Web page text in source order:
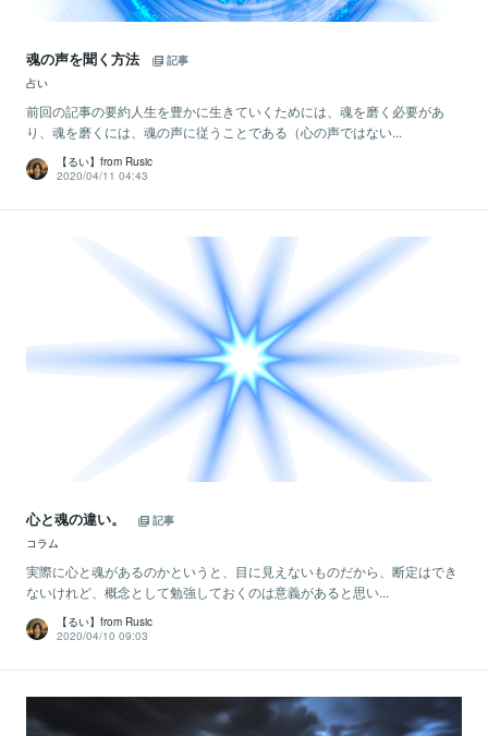
魂の声を聞く方法
記事
占い
前回の記事の要約人生を豊かに生きていくためには、魂を磨く必要があ
り、魂を磨くには、魂の声に従うことである（心の声ではない...
【るい】from Rusic
2020/04/11 04:43
心と魂の違い。
記事
コラム
実際に心と魂があるのかというと、目に見えないものだから、断定はでき
ないけれど、概念として勉強しておくのは意義があると思い...
【るい】from Rusic
2020/04/10 09:03